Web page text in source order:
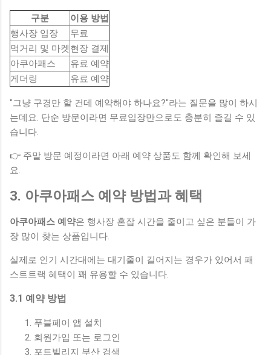
구분
이용 방법
행사장 입장
무료
먹거리 및 마켓 현장 결제
아쿠아패스
유료 예약
게더링
유료 예약
"그냥 구경만 할 건데 예약해야 하나요?"라는 질문을 많이 하시
는데요. 단순 방문이라면 무료입장만으로도 충분히 즐길 수 있
습니다.
👉 주말 방문 예정이라면 아래 예약 상품도 함께 확인해 보세
요.
3. 아쿠아패스 예약 방법과 혜택
아쿠아패스 예약은 행사장 혼잡 시간을 줄이고 싶은 분들이 가
장 많이 찾는 상품입니다.
실제로 인기 시간대에는 대기줄이 길어지는 경우가 있어서 패
스트트랙 혜택이 꽤 유용할 수 있습니다.
3.1 예약 방법
푸블페이 앱 설치
회원가입 또는 로그인
포트빌리지 부산 검색